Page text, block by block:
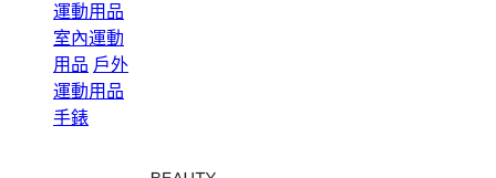
運動用品
室內運動
用品 戶外
運動用品
手錶